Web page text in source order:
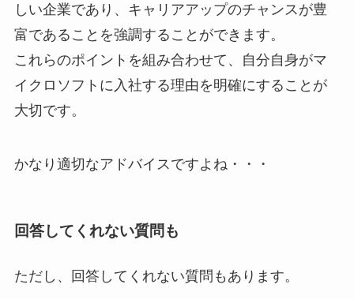
しい企業であり、キャリアアップのチャンスが豊
富であることを強調することができます。
これらのポイントを組み合わせて、自分自身がマ
イクロソフトに入社する理由を明確にすることが
大切です。
かなり適切なアドバイスですよね・・・
回答してくれない質問も
ただし、回答してくれない質問もあります。